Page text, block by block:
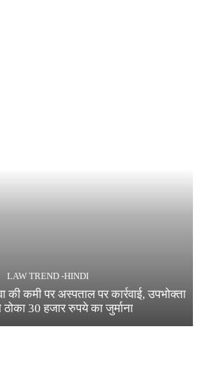
LAW TREND -HINDI
कमी पर अस्पताल पर कार्रवाई, उपभोक्ता
30 हजार रुपये का जुर्माना